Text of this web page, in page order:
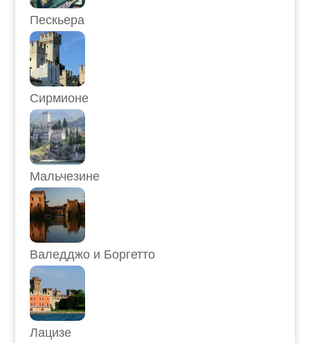
Пескьера
Сирмионе
Мальчезине
Валедджо и Боргетто
Лацизе